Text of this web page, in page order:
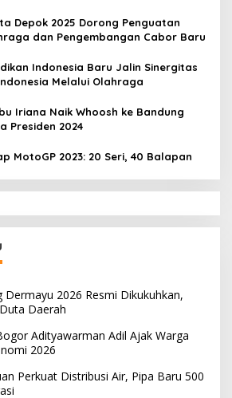
Depok 2025 Dorong Penguatan
dan Pengembangan Cabor Baru
Indonesia Baru Jalin Sinergitas
Melalui Olahraga
Iriana Naik Whoosh ke Bandung
Presiden 2024
MotoGP 2023: 20 Seri, 40 Balapan
Dermayu 2026 Resmi Dikukuhkan,
Daerah
Adityawarman Adil Ajak Warga
2026
Perkuat Distribusi Air, Pipa Baru 500